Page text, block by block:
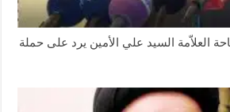
العلاّمة السيد علي الأمين يرد على حملة